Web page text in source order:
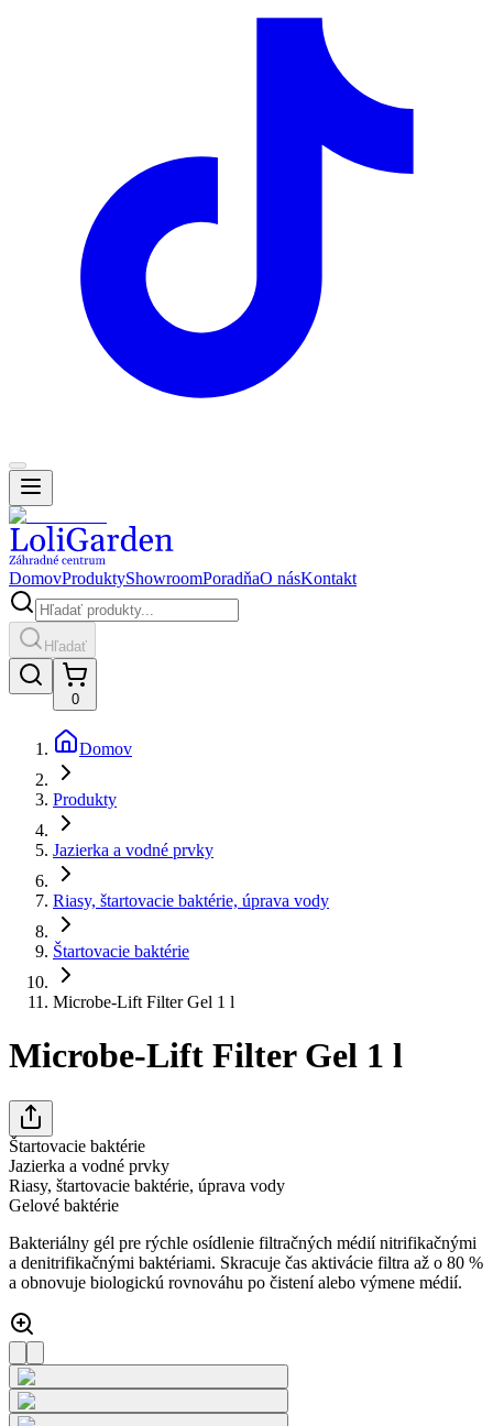
DomovProduktyShowroomPoradňaO násKontakt
Hľadať
0
Domov
Produkty
Jazierka a vodné prvky
Riasy, štartovacie baktérie, úprava vody
Štartovacie baktérie
Microbe-Lift Filter Gel 1 l
Microbe-Lift Filter Gel 1 l
Štartovacie baktérie
Jazierka a vodné prvky
Riasy, štartovacie baktérie, úprava vody
Gelové baktérie
Bakteriálny gél pre rýchle osídlenie filtračných médií nitrifikačnými
a denitrifikačnými baktériami. Skracuje čas aktivácie filtra až o 80 %
a obnovuje biologickú rovnováhu po čistení alebo výmene médií.